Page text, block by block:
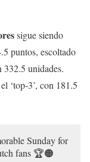
sigue siendo
puntos, escoltado
332.5 unidades.
‘top-3’, con 181.5
Sunday for
fans 🏆🟠